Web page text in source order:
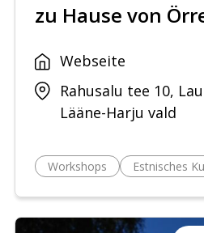
zu Hause von
Webseite
Rahusalu tee 10,
Lääne-Harju vald
Workshops Estnisches